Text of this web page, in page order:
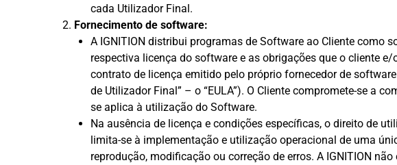
cada Utilizador Final.
Fornecimento de software:
A IGNITION distribui programas de Software ao Cliente como
respectiva licença do software e as obrigações que o cliente
contrato de licença emitido pelo próprio fornecedor de
de Utilizador Final” – o “EULA”). O Cliente compromete-se a
se aplica à utilização do Software.
Na ausência de licença e condições específicas, o direito de
limita-se à implementação e utilização operacional de uma
reprodução, modificação ou correção de erros. A IGNITION